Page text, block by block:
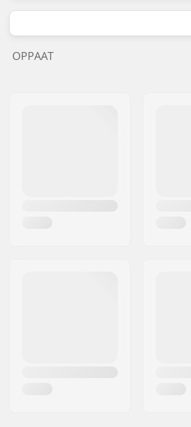
OPPAAT